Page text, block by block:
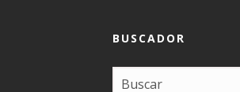
BUSCADOR